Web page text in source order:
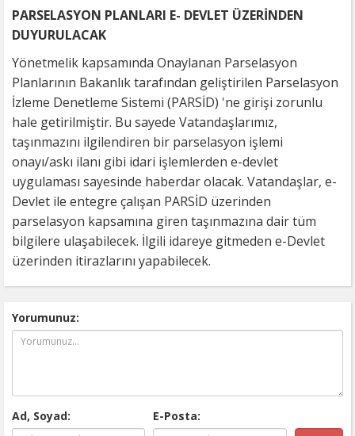
PARSELASYON PLANLARI E- DEVLET ÜZERİNDEN
DUYURULACAK
Yönetmelik kapsamında Onaylanan Parselasyon
Planlarının Bakanlık tarafından geliştirilen Parselasyon
İzleme Denetleme Sistemi (PARSİD) 'ne girişi zorunlu
hale getirilmiştir. Bu sayede Vatandaşlarımız,
taşınmazını ilgilendiren bir parselasyon işlemi
onayı/askı ilanı gibi idari işlemlerden e-devlet
uygulaması sayesinde haberdar olacak. Vatandaşlar, e-
Devlet ile entegre çalışan PARSİD üzerinden
parselasyon kapsamına giren taşınmazına dair tüm
bilgilere ulaşabilecek. İlgili idareye gitmeden e-Devlet
üzerinden itirazlarını yapabilecek.
Yorumunuz:
Ad, Soyad: E-Posta: